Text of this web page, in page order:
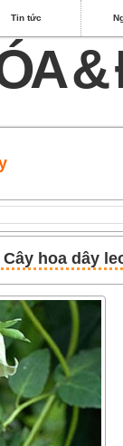
Tin tức
hoa dây